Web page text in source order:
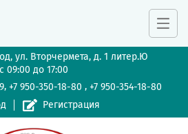
ул. Вторчермета, д. 1 литер.Ю
с 09:00 до 17:00
,+7 950-350-18-80 ,+7 950-354-18-80
Регистрация